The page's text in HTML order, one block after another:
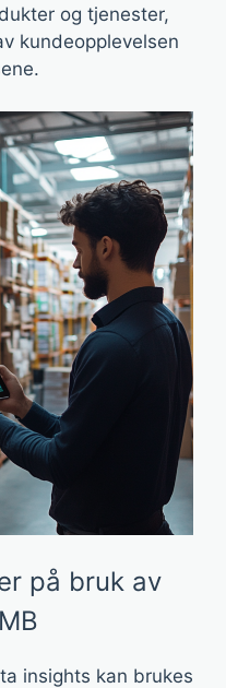
og tjenester,
kundeopplevelsen
på bruk av
insights kan brukes